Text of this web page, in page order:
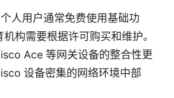
人用户通常免费使用基础功
构需要根据许可购买和维护。
Ace 等网关设备的整合性更
设备密集的网络环境中部